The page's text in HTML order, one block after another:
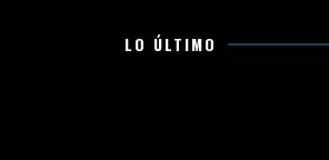
LO ÚLTIMO